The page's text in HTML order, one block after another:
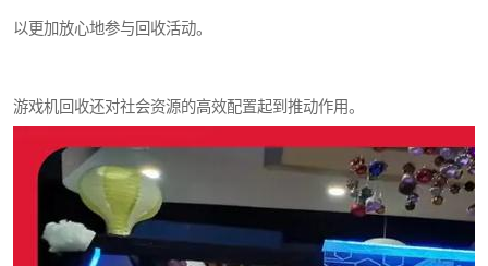
以更加放心地参与回收活动。
游戏机回收还对社会资源的高效配置起到推动作用。